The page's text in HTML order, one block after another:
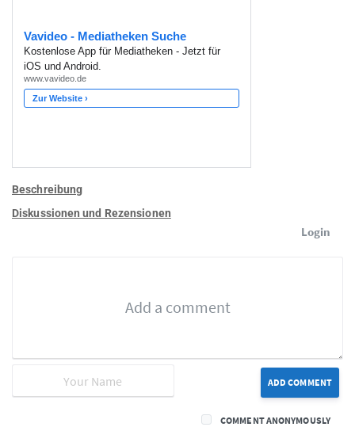
Beschreibung
Diskussionen und Rezensionen
Login
ADD COMMENT
COMMENT ANONYMOUSLY